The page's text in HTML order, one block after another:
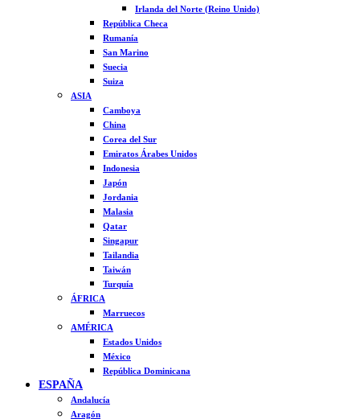
Irlanda del Norte (Reino Unido)
República Checa
Rumanía
San Marino
Suecia
Suiza
ASIA
Camboya
China
Corea del Sur
Emiratos Árabes Unidos
Indonesia
Japón
Jordania
Malasia
Qatar
Singapur
Tailandia
Taiwán
Turquía
ÁFRICA
Marruecos
AMÉRICA
Estados Unidos
México
República Dominicana
ESPAÑA
Andalucía
Aragón